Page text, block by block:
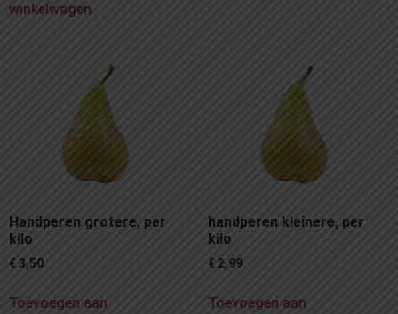
winkelwagen
Handperen grotere, per
kilo
€ 3,50
Toevoegen aan
handperen kleinere, per
kilo
€ 2,99
Toevoegen aan